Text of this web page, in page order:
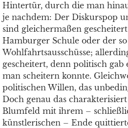
Hintertür, durch die man
je nachdem: Der Diskurspop
sind gleichermaßen
Hamburger Schule oder der
Wohlfahrtsausschüsse;
gescheitert, denn politisch gab
man scheitern konnte.
politischen Willen, das
Doch genau das
Blumfeld mit ihrem –
künstlerischen – Ende